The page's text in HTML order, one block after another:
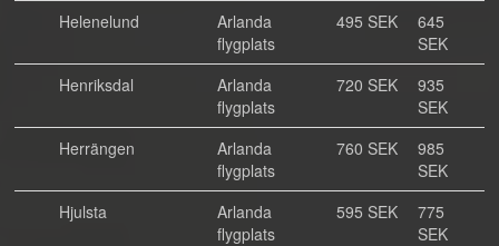
Helenelund
Arlanda
flygplats
495 SEK
645
SEK
Henriksdal
Arlanda
flygplats
720 SEK
935
SEK
Herrängen
Arlanda
flygplats
760 SEK
985
SEK
Hjulsta
Arlanda
flygplats
595 SEK
775
SEK